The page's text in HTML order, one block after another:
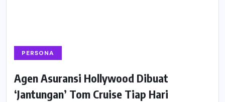
PERSONA
Agen Asuransi Hollywood Dibuat
‘Jantungan’ Tom Cruise Tiap Hari